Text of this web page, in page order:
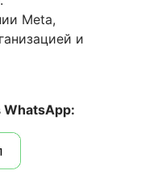
Meta,
и